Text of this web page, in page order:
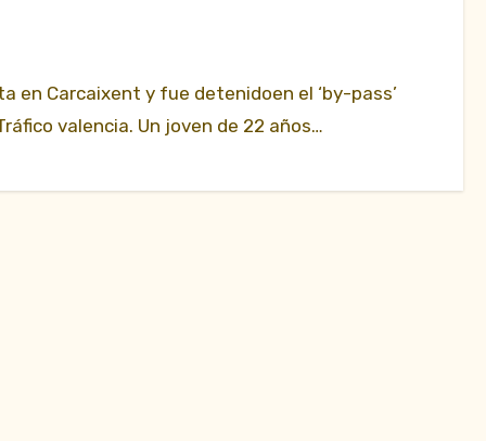
en Carcaixent y fue detenidoen el ‘by-pass’
valencia. Un joven de 22 años…